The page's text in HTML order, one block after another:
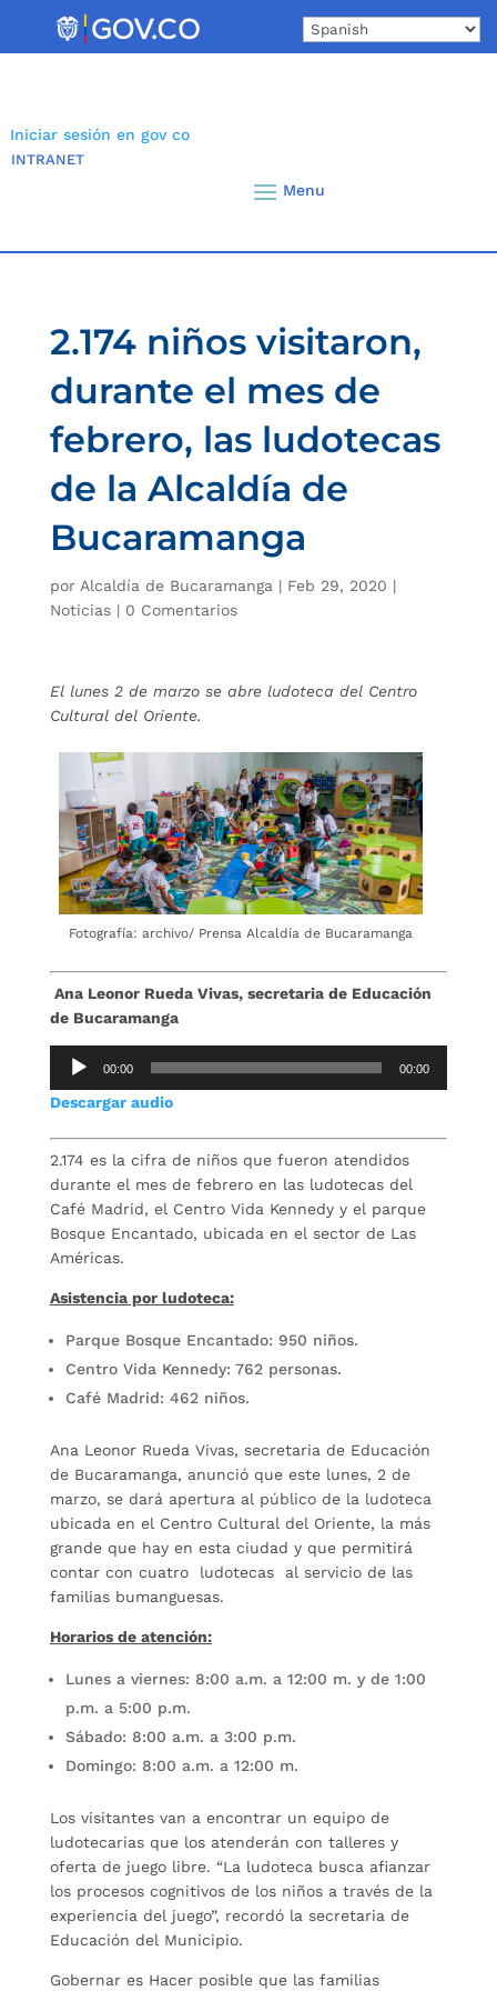
Iniciar sesión en gov co
INTRANET
2.174 niños visitaron,
durante el mes de
febrero, las ludotecas
de la Alcaldía de
Bucaramanga
por Alcaldía de Bucaramanga | Feb 29, 2020 |
Noticias| 0 Comentarios
El lunes 2 de marzo se abre ludoteca del Centro
Cultural del Oriente.
Fotografía: archivo/ Prensa Alcaldía de Bucaramanga
Ana Leonor Rueda Vivas, secretaria de Educación
de Bucaramanga
00:00 00:00
Descargar audio
2.174 es la cifra de niños que fueron atendidos
durante el mes de febrero en las ludotecas del
Café Madrid, el Centro Vida Kennedy y el parque
Bosque Encantado, ubicada en el sector de Las
Américas.
Asistencia por ludoteca:
Parque Bosque Encantado: 950 niños.
Centro Vida Kennedy: 762 personas.
Café Madrid: 462 niños.
Ana Leonor Rueda Vivas, secretaria de Educación
de Bucaramanga, anunció que este lunes, 2 de
marzo, se dará apertura al público de la ludoteca
ubicada en el Centro Cultural del Oriente, la más
grande que hay en esta ciudad y que permitirá
contar con cuatro ludotecas al servicio de las
familias bumanguesas.
Horarios de atención:
Lunes a viernes: 8:00 a.m. a 12:00 m. y de 1:00
p.m. a 5:00 p.m.
Sábado: 8:00 a.m. a 3:00 p.m.
Domingo: 8:00 a.m. a 12:00 m.
Los visitantes van a encontrar un equipo de
ludotecarias que los atenderán con talleres y
oferta de juego libre. “La ludoteca busca afianzar
los procesos cognitivos de los niños a través de la
experiencia del juego”, recordó la secretaria de
Educación del Municipio.
Gobernar es Hacer posible que las familias